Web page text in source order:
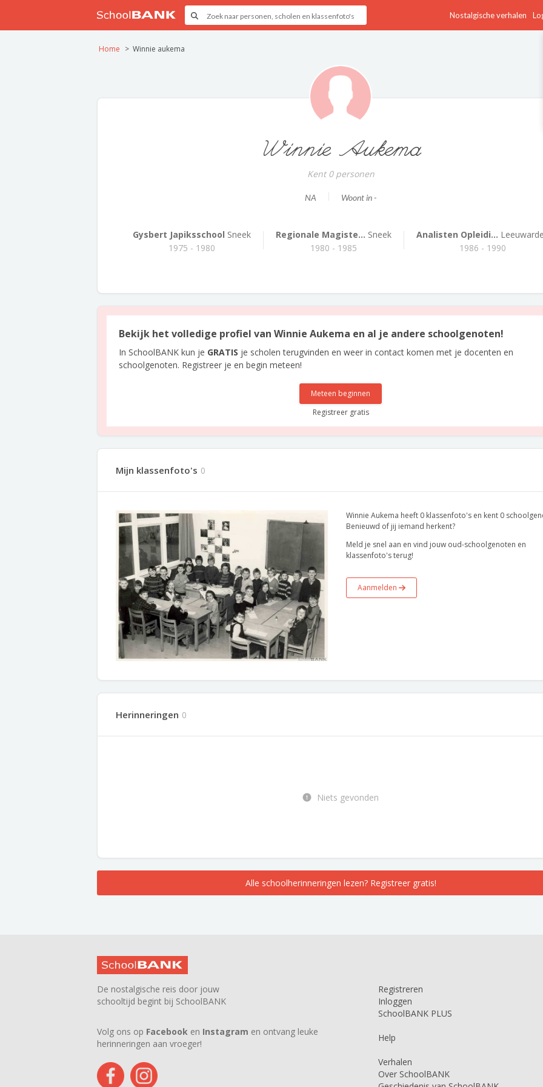
Nostalgische verhalen
Home Winnie aukema
Winnie Aukema
Kent 0 personen
NA Woont in -
Gysbert Japiksschool Sneek
1975 - 1980
Regionale Magiste... Sneek
1980 - 1985
Analisten Opleidi...
1986 - 1990
Bekijk het volledige profiel van Winnie Aukema en al je andere schoolgenoten!
In SchoolBANK kun je GRATIS je scholen terugvinden en weer in contact komen met je docenten en
schoolgenoten. Registreer je en begin meteen!
Meteen beginnen
Registreer gratis
Mijn klassenfoto's 0
Winnie Aukema heeft 0 klassenfoto's en kent 0
Benieuwd of jij iemand herkent?
Meld je snel aan en vind jouw oud-schoolgenoten en
klassenfoto's terug!
Aanmelden
Herinneringen 0
Niets gevonden
Alle schoolherinneringen lezen? Registreer gratis!
De nostalgische reis door jouw
schooltijd begint bij SchoolBANK
Volg ons op Facebook en Instagram en ontvang leuke
herinneringen aan vroeger!
Registreren
Inloggen
SchoolBANK PLUS
Help
Verhalen
Over SchoolBANK